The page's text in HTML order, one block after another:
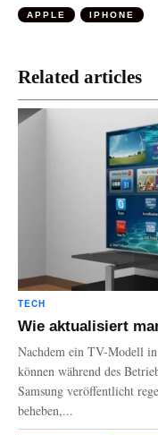
APPLE IPHONE
Related articles
TECH
Wie aktualisiert
Nachdem ein TV-Modell in
können während des
Samsung veröffentlicht
beheben,...